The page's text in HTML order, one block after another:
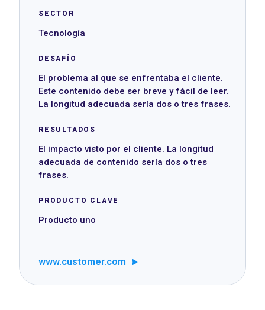
SECTOR
Tecnología
DESAFÍO
El problema al que se enfrentaba el cliente.
Este contenido debe ser breve y fácil de leer.
La longitud adecuada sería dos o tres frases.
RESULTADOS
El impacto visto por el cliente. La longitud
adecuada de contenido sería dos o tres
frases.
PRODUCTO CLAVE
Producto uno
www.customer.com